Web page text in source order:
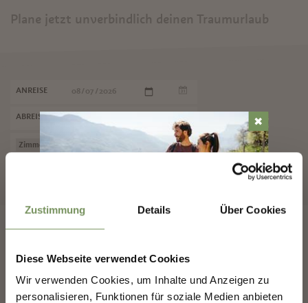
Zustimmung Details Über Cookies
Diese Webseite verwendet Cookies
Wir verwenden Cookies, um Inhalte und Anzeigen zu
personalisieren, Funktionen für soziale Medien anbieten
Plane jetzt unverbindlich deinen Traumurlaub
ANREISE
ABREISE
FOLGT UNS AUF SOCIAL
✖
Entdecke das Beste von Marling!🌄
Melde dich jetzt für unseren Newsletter an und sei